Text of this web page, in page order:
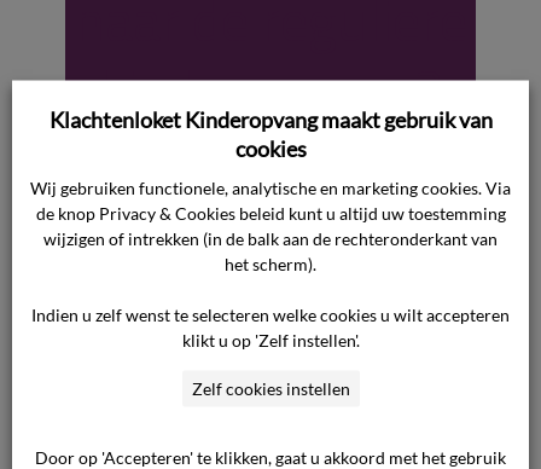
kinderopvang?
Kinderen met diabetes mogen worden
opgevangen in de reguliere kinderopvang. Om de
toegang voor kinderen met diabetes tot de
kinderopvang te bevorderen hebben de
minister Asscher, een verkenning uitgevoerd.
Hieruit komt naar voren dat een handeling,
zoals het toedienen van insuline, niet als
Klachtenloket Kinderopvang maakt gebruik van
cookies
Wij gebruiken functionele, analytische en marketing cookies. Via
de knop Privacy & Cookies beleid kunt u altijd uw toestemming
wijzigen of intrekken (in de balk aan de rechteronderkant van
het scherm).
Indien u zelf wenst te selecteren welke cookies u wilt accepteren
klikt u op 'Zelf instellen'.
Zelf cookies instellen
Door op 'Accepteren' te klikken, gaat u akkoord met het gebruik